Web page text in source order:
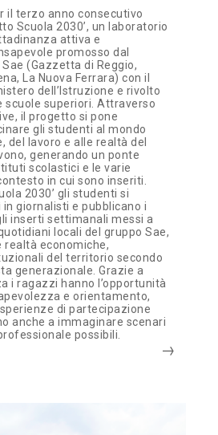
il terzo anno consecutivo
Scuola 2030’, un laboratorio
attiva e
promosso dal
(Gazzetta di Reggio,
La Nuova Ferrara) con il
dell’Istruzione e rivolto
scuole superiori. Attraverso
il progetto si pone
gli studenti al mondo
del lavoro e alle realtà del
generando un ponte
scolastici e le varie
in cui sono inseriti.
2030’ gli studenti si
giornalisti e pubblicano i
inserti settimanali messi a
locali del gruppo Sae,
realtà economiche,
del territorio secondo
generazionale. Grazie a
i ragazzi hanno l’opportunità
e orientamento,
di partecipazione
anche a immaginare scenari
possibili.